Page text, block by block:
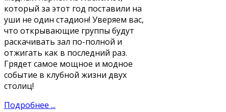
который за этот год поставили на
уши не один стадион! Уверяем вас,
что открывающие группы будут
раскачивать зал по-полной и
отжигать как в последний раз.
Грядет самое мощное и модное
событие в клубной жизни двух
столиц!
Подробнее ...